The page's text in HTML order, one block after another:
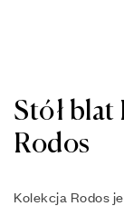
Stół
Rodos
Kolekcja Rodos